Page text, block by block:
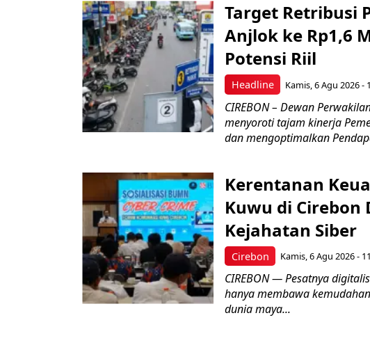
Headline
Target Retribusi
Anjlok ke Rp1,6
Potensi Riil
Kamis, 6 Agu 2026 -
CIREBON – Dewan
menyoroti tajam kinerja
dan mengoptimalkan
Cirebon
Kerentanan
Kuwu di Cirebon
Kejahatan Siber
Kamis, 6 Agu 2026 -
CIREBON — Pesatnya
hanya membawa
dunia maya...